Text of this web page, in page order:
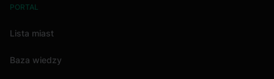
PORTAL
Lista miast
Baza wiedzy